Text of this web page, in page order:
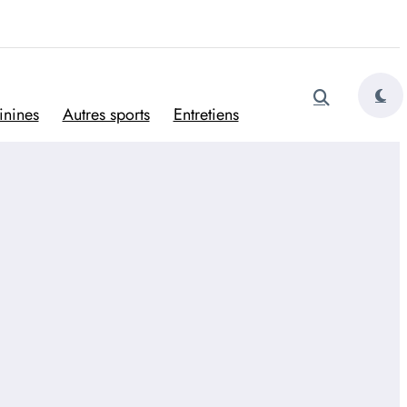
Autres sports Entretiens